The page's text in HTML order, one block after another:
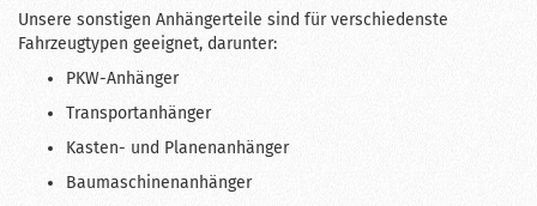
Unsere sonstigen Anhängerteile sind für verschiedenste
Fahrzeugtypen geeignet, darunter:
PKW-Anhänger
Transportanhänger
Kasten- und Planenanhänger
Baumaschinenanhänger